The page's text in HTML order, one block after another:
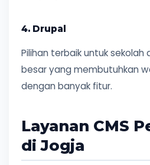
4. Drupal
Pilihan terbaik untuk sekolah
besar yang membutuhkan
dengan banyak fitur.
Layanan CMS
di Jogja